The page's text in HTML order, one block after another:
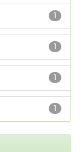
1
1
1
1